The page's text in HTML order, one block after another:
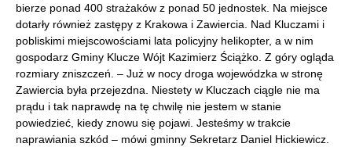
bierze ponad 400 strażaków z ponad 50 jednostek. Na miejsce
dotarły również zastępy z Krakowa i Zawiercia. Nad Kluczami i
pobliskimi miejscowościami lata policyjny helikopter, a w nim
gospodarz Gminy Klucze Wójt Kazimierz Ściążko. Z góry ogląda
rozmiary zniszczeń. – Już w nocy droga wojewódzka w stronę
Zawiercia była przejezdna. Niestety w Kluczach ciągle nie ma
prądu i tak naprawdę na tę chwilę nie jestem w stanie
powiedzieć, kiedy znowu się pojawi. Jesteśmy w trakcie
naprawiania szkód – mówi gminny Sekretarz Daniel Hickiewicz.